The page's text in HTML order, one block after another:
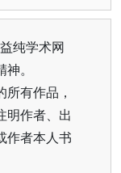
纯学术网
。
有作品，
明作者、出
作者本人书